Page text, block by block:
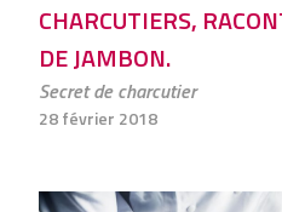
CHARCUTIERS,
DE JAMBON.
Secret de charcutier
28 février 2018